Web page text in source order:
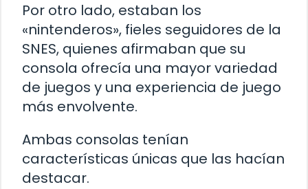
Por otro lado, estaban los
«nintenderos», fieles seguidores de la
SNES, quienes afirmaban que su
consola ofrecía una mayor variedad
de juegos y una experiencia de juego
más envolvente.
Ambas consolas tenían
características únicas que las hacían
destacar.